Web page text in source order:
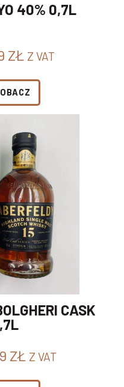
40% 0,7L
ZŁ Z VAT
CASK
ZŁ Z VAT